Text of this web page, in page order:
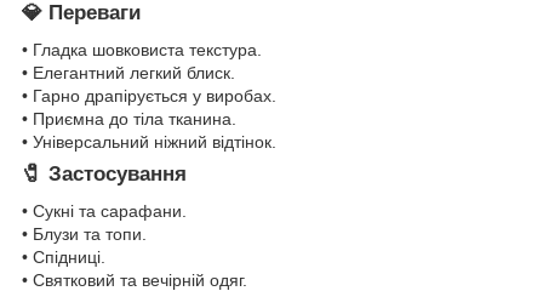
💎 Переваги
• Гладка шовковиста текстура.
• Елегантний легкий блиск.
• Гарно драпірується у виробах.
• Приємна до тіла тканина.
• Універсальний ніжний відтінок.
🧷 Застосування
• Сукні та сарафани.
• Блузи та топи.
• Спідниці.
• Святковий та вечірній одяг.